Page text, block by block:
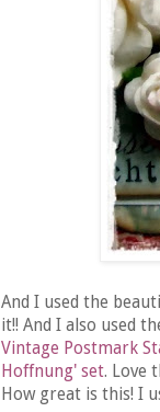
And I used the
it!! And I also used
Vintage Postmark
Hoffnung' set. Love
How great is this! I